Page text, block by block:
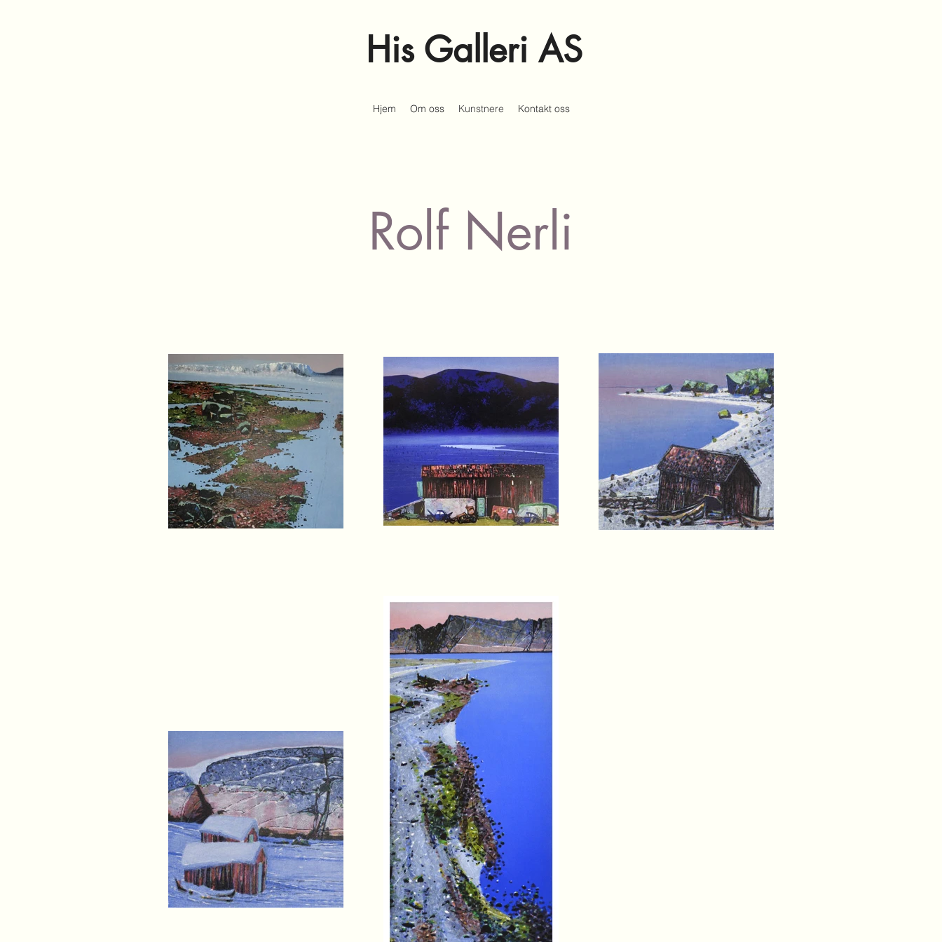
His Galleri AS
Hjem Om oss Kunstnere Kontakt oss
Rolf Nerli